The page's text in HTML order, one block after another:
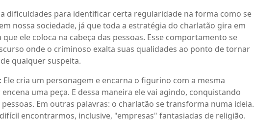
dificuldades para identificar certa regularidade na forma como se
nossa sociedade, já que toda a estratégia do charlatão gira em
ele coloca na cabeça das pessoas. Esse comportamento se
onde o criminoso exalta suas qualidades ao ponto de tornar
qualquer suspeita.
cria um personagem e encarna o figurino com a mesma
uma peça. E dessa maneira ele vai agindo, conquistando
Em outras palavras: o charlatão se transforma numa ideia.
encontrarmos, inclusive, "empresas" fantasiadas de religião.